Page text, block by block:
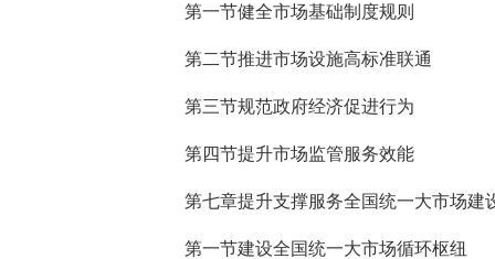
第一节健全市场基础制度规则
第二节推进市场设施高标准联通
第三节规范政府经济促进行为
第四节提升市场监管服务效能
第七章提升支撑服务全国统一大市场建
第一节建设全国统一大市场循环枢纽